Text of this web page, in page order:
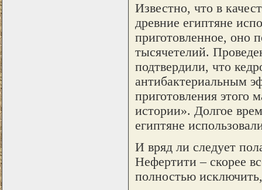
Известно, что в
древние египтяне
приготовленное, оно
тысячетелий.
подтвердили, что
антибактериальным
приготовления этого
истории». Долгое
египтяне
И вряд ли следует
Нефертити – скорее
полностью